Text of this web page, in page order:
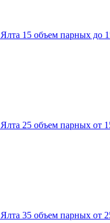
Ялта 15 объем парных до
Ялта 25 объем парных от
Ялта 35 объем парных от